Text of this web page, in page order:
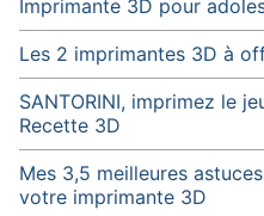
Imprimante 3D pour
Les 2 imprimantes 3D à
SANTORINI, imprimez le
Recette 3D
Mes 3,5 meilleures
votre imprimante 3D